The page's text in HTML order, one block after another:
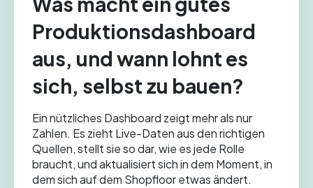
Produktionsdashboard
aus, und wann lohnt es
sich, selbst zu bauen?
Ein nützliches Dashboard zeigt mehr als nur
Zahlen. Es zieht Live-Daten aus den richtigen
Quellen, stellt sie so dar, wie es jede Rolle
braucht, und aktualisiert sich in dem Moment, in
dem sich auf dem Shopfloor etwas ändert.